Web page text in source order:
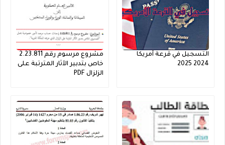
التسجيل في قرعة أمريكا
2024 2025
مشروع مرسوم رقم 2.23.811
خاص بتدبير الآثار المترتبة على
الزلزال PDF